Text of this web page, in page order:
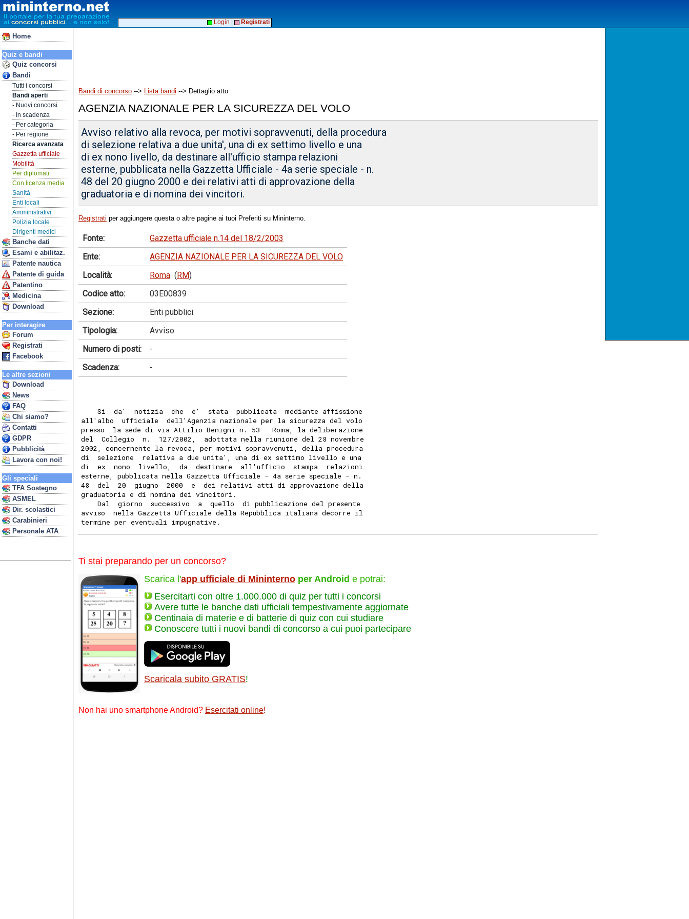
Home
Quiz e bandi
Quiz concorsi
Bandi
Tutti i concorsi
Bandi aperti
- Nuovi concorsi
- In scadenza
- Per categoria
- Per regione
Ricerca avanzata
Gazzetta ufficiale
Mobilità
Per diplomati
Con licenza media
Sanità
Enti locali
Amministrativi
Polizia locale
Dirigenti medici
Banche dati
Esami e abilitaz.
Patente nautica
Patente di guida
Patentino
Medicina
Download
Per interagire
Forum
Registrati
Facebook
Le altre sezioni
Download
News
FAQ
Chi siamo?
Contatti
GDPR
Pubblicità
Lavora con noi!
Gli speciali
TFA Sostegno
ASMEL
Dir. scolastici
Carabinieri
Personale ATA
Login Registrati
Bandi di concorso --> Lista bandi --> Dettaglio atto
AGENZIA NAZIONALE PER LA SICUREZZA DEL VOLO
Avviso relativo alla revoca, per motivi sopravvenuti, della procedura
di selezione relativa a due unita', una di ex settimo livello e una
di ex nono livello, da destinare all'ufficio stampa relazioni
esterne, pubblicata nella Gazzetta Ufficiale - 4a serie speciale - n.
48 del 20 giugno 2000 e dei relativi atti di approvazione della
graduatoria e di nomina dei vincitori.
Registrati per aggiungere questa o altre pagine ai tuoi Preferiti su Mininterno.
Fonte:
Gazzetta ufficiale n.14 del 18/2/2003
Ente:
AGENZIA NAZIONALE PER LA SICUREZZA DEL VOLO
Località:
Roma (RM)
Codice atto:
03E00839
Sezione:
Enti pubblici
Tipologia:
Avviso
Numero di posti:
-
Scadenza:
-
    Si  da'  notizia  che  e'  stata  pubblicata  mediante affissione
all'albo  ufficiale  dell'Agenzia nazionale per la sicurezza del volo
presso  la sede di via Attilio Benigni n. 53 - Roma, la deliberazione
del  Collegio  n.  127/2002,  adottata nella riunione del 28 novembre
2002, concernente la revoca, per motivi sopravvenuti, della procedura
di  selezione  relativa a due unita', una di ex settimo livello e una
di  ex  nono  livello,  da  destinare  all'ufficio  stampa  relazioni
esterne, pubblicata nella Gazzetta Ufficiale - 4a serie speciale - n.
48  del  20  giugno  2000  e  dei relativi atti di approvazione della
graduatoria e di nomina dei vincitori.
    Dal  giorno  successivo  a  quello  di pubblicazione del presente
avviso  nella Gazzetta Ufficiale della Repubblica italiana decorre il
termine per eventuali impugnative.
Ti stai preparando per un concorso?
Scarica l'app ufficiale di Mininterno per Android e potrai:
Esercitarti con oltre 1.000.000 di quiz per tutti i concorsi
Avere tutte le banche dati ufficiali tempestivamente aggiornate
Centinaia di materie e di batterie di quiz con cui studiare
Conoscere tutti i nuovi bandi di concorso a cui puoi partecipare
Scaricala subito GRATIS!
Non hai uno smartphone Android? Esercitati online!